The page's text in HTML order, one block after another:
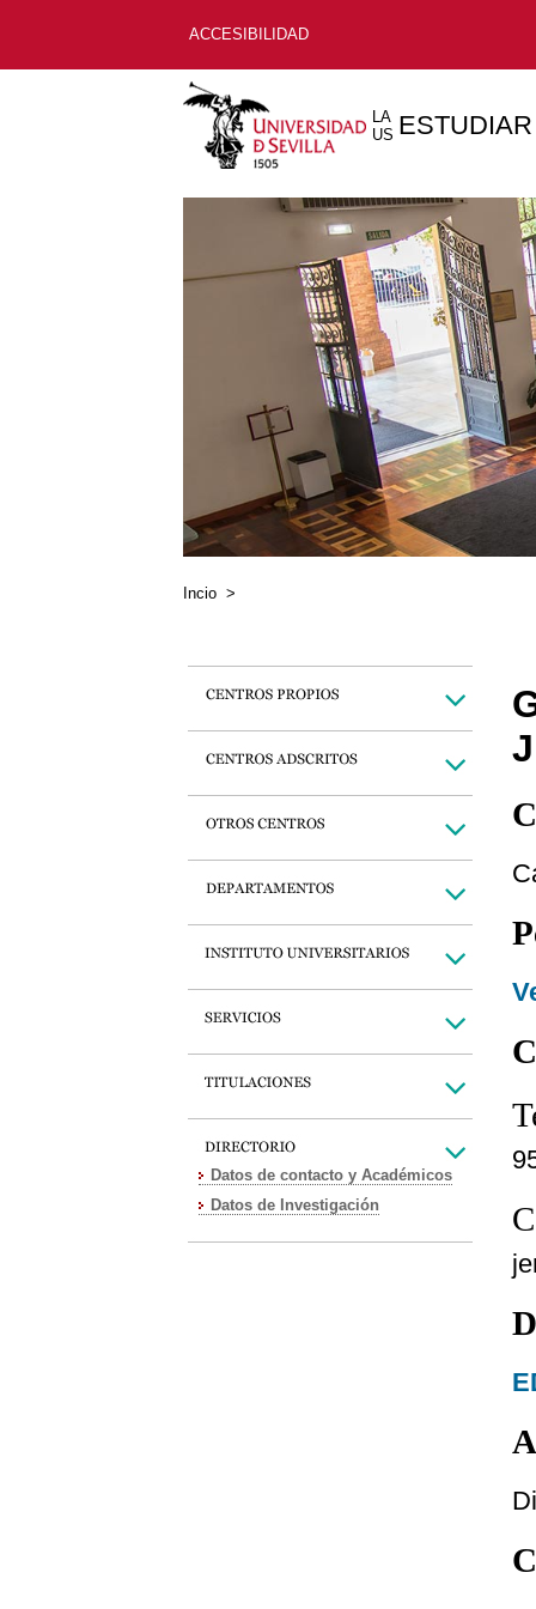
ACCESIBILIDAD
LA
US ESTUDIAR
Incio >
Datos de contacto y Académicos
Datos de Investigación